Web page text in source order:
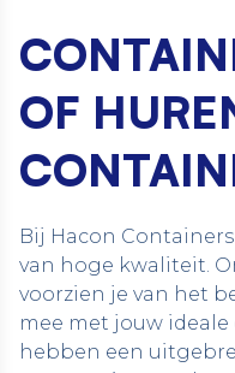
OF
Bij Hacon
van hoge kwaliteit.
voorzien je van het
mee met jouw
hebben een